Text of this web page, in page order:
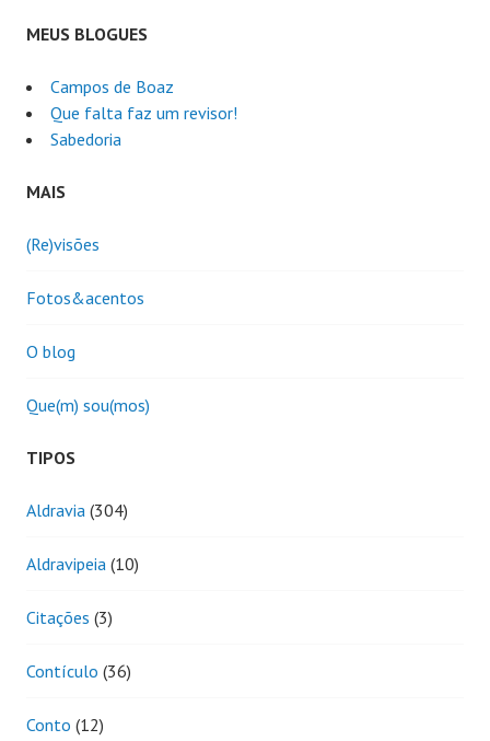
MEUS BLOGUES
Campos de Boaz
Que falta faz um revisor!
Sabedoria
MAIS
(Re)visões
Fotos&acentos
O blog
Que(m) sou(mos)
TIPOS
Aldravia (304)
Aldravipeia (10)
Citações (3)
Contículo (36)
Conto (12)